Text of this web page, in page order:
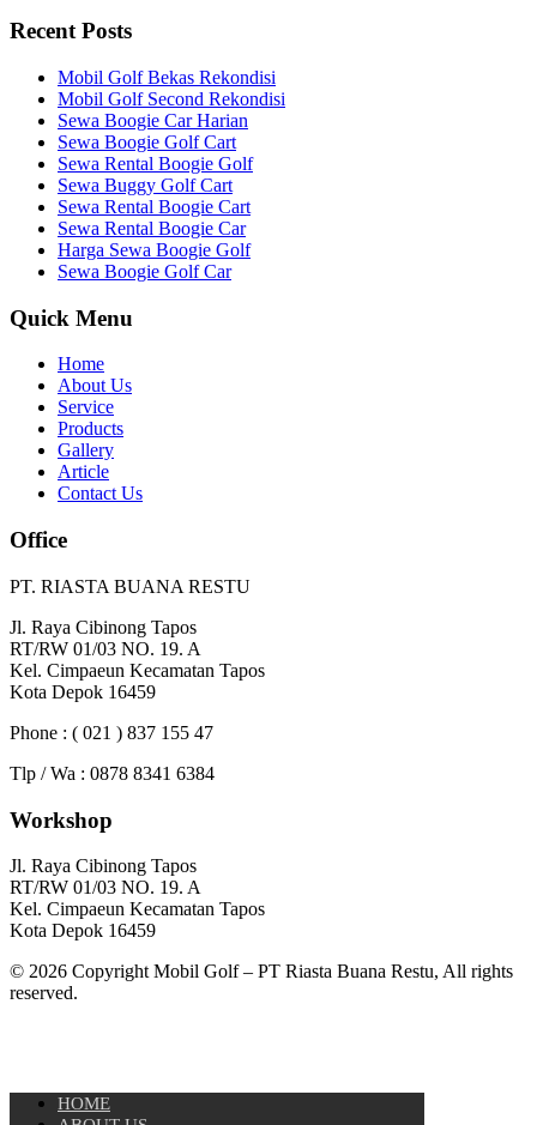
Recent Posts
Mobil Golf Bekas Rekondisi
Mobil Golf Second Rekondisi
Sewa Boogie Car Harian
Sewa Boogie Golf Cart
Sewa Rental Boogie Golf
Sewa Buggy Golf Cart
Sewa Rental Boogie Cart
Sewa Rental Boogie Car
Harga Sewa Boogie Golf
Sewa Boogie Golf Car
Quick Menu
Home
About Us
Service
Products
Gallery
Article
Contact Us
Office
PT. RIASTA BUANA RESTU
Jl. Raya Cibinong Tapos
RT/RW 01/03 NO. 19. A
Kel. Cimpaeun Kecamatan Tapos
Kota Depok 16459
Phone : ( 021 ) 837 155 47
Tlp / Wa : 0878 8341 6384
Workshop
Jl. Raya Cibinong Tapos
RT/RW 01/03 NO. 19. A
Kel. Cimpaeun Kecamatan Tapos
Kota Depok 16459
© 2026 Copyright Mobil Golf – PT Riasta Buana Restu, All rights
reserved.
HOME